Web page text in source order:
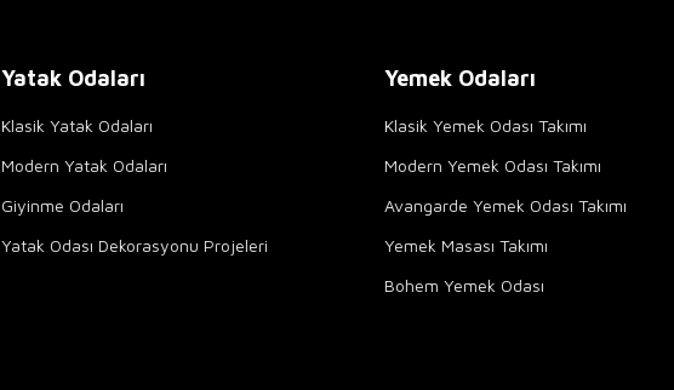
Yatak Odaları
Klasik Yatak Odaları
Modern Yatak Odaları
Giyinme Odaları
Yatak Odası Dekorasyonu Projeleri
Yemek Odaları
Klasik Yemek Odası Takımı
Modern Yemek Odası Takımı
Avangarde Yemek Odası Takımı
Yemek Masası Takımı
Bohem Yemek Odası